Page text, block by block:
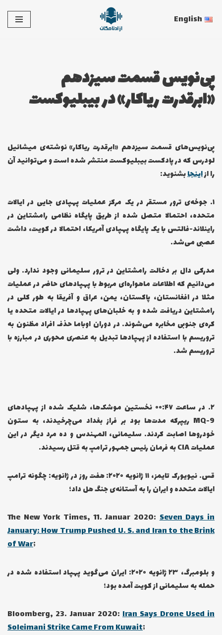
English
پی‌نویس قسمت سیزدهم
«ابرقدرت ریاکار» در بیبلیوکست
پی‌نویس‌های قسمت سیزدهم «ابرقدرت ریاکار» نوشته‌ی میشائیل
لودرس که در پادکست بیبلیوکست منتشر شده است و می‌توانید آن
را ازاینجابشنوید:
۱… جوخه‌ی ترور مستقر در یک مرکز عملیات پهپادی جایی در ایالات
متحده، احتمالا متصل شده از طریق پایگاه نظامی رامشتاین در
راینلاند-فالتس با یک پایگاه پهپادی آمریکا، احتمالا در کویت، داشت
عصبی می‌شد.
مدرکی دال بر دخالت رامشتاین در ترور سلیمانی وجود ندارد. ولی
می‌دانیم که اطلاعات ماهواره‌ای مربوط با پهپادهای حاضر در عملیات
مثلا در افغانستان، پاکستان، یمن، عراق و آفریقا به طور کلی در
رامشتاین دریافت شده و به خلبان‌های پهپادها در ایالات متحده یا
کره‌ی جنوبی مخابره می‌شوند. در دوران اوباما حذف افراد مظنون به
تروریسم با استفاده از پهپادها تبدیل به عنصری محوری در مبارزه با
تروریسم شد.
۲… در ساعت ۰۰:۴۷ نخستین موشک‌ها، شلیک شده از پهپادهای
MQ-9 ریپرکه مدت‌ها بود بر فراز بغداد می‌چرخیدند، به ستون
خودروها اصابت کردند. سلیمانی، المهندس و ده مرد دیگر در این
عملیات CIA به فرمان رئیس جمهور ترامپ به قتل رسیدند.
قس. نیویورک تایمز، ۱۱ ژانویه ۲۰۲۰: هفت روز در ژانویه: چگونه ترامپ
ایالات متحده و ایران را به آستانه‌ی جنگ هل داد؛
The New York Times, 11. Januar 2020:Seven Days in
January: How Trump Pushed U. S. and Iran to the Brink
of War;
و بلومبرگ، ۲۳ ژانویه ۲۰۲۰: ایران می‌گوید پهپاد استفاده شده در
حمله به سلیمانی از کویت آمده بود؛
Bloomberg, 23. Januar 2020: Iran Says Drone Used in
Soleimani Strike Came From Kuwait;